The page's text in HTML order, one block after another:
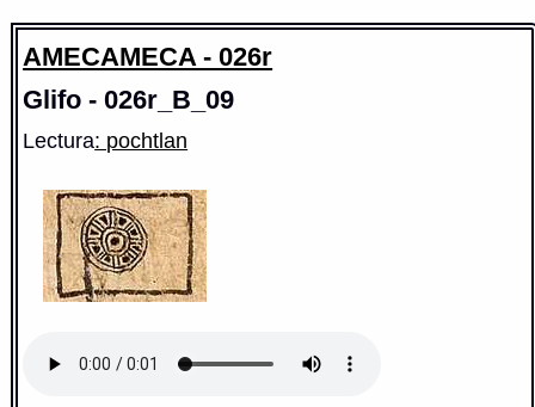
AMECAMECA - 026r
Glifo - 026r_B_09
Lectura: pochtlan